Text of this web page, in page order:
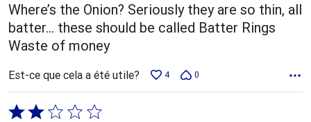
Where’s the Onion? Seriously they are so thin, all
batter… these should be called Batter Rings
Waste of money
Est-ce que cela a été utile? 4 0
Coté